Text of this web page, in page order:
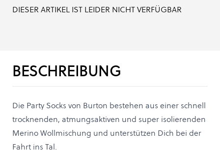
DIESER ARTIKEL IST LEIDER NICHT VERFÜGBAR
BESCHREIBUNG
Die Party Socks von Burton bestehen aus einer schnell
trocknenden, atmungsaktiven und super isolierenden
Merino Wollmischung und unterstützen Dich bei der
Fahrt ins Tal.